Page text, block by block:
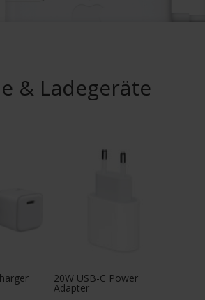
& Ladegeräte
20W USB-C Power
Adapter